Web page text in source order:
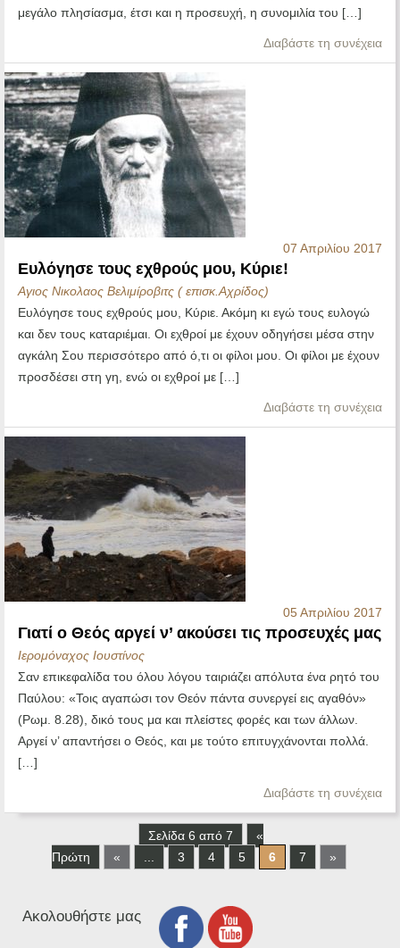
μεγάλο πλησίασμα, έτσι και η προσευχή, η συνομιλία του […]
Διαβάστε τη συνέχεια
07 Απριλίου 2017
Ευλόγησε τους εχθρούς μου, Κύριε!
Αγιος Νικολαος Βελιμίροβιτς ( επισκ.Αχρίδος)
Ευλόγησε τους εχθρούς μου, Κύριε. Ακόμη κι εγώ τους ευλογώ
και δεν τους καταριέμαι. Οι εχθροί με έχουν οδηγήσει μέσα στην
αγκάλη Σου περισσότερο από ό,τι οι φίλοι μου. Οι φίλοι με έχουν
προσδέσει στη γη, ενώ οι εχθροί με […]
Διαβάστε τη συνέχεια
05 Απριλίου 2017
Γιατί ο Θεός αργεί ν’ ακούσει τις προσευχές μας
Ιερομόναχος Ιουστίνος
Σαν επικεφαλίδα του όλου λόγου ταιριάζει απόλυτα ένα ρητό του
Παύλου: «Τοις αγαπώσι τον Θεόν πάντα συνεργεί εις αγαθόν»
(Ρωμ. 8.28), δικό τους μα και πλείστες φορές και των άλλων.
Αργεί ν’ απαντήσει ο Θεός, και με τούτο επιτυγχάνονται πολλά.
[…]
Διαβάστε τη συνέχεια
Σελίδα 6 από 7
«
Πρώτη
« 3 4 5 6 7 »
Ακολουθήστε μας